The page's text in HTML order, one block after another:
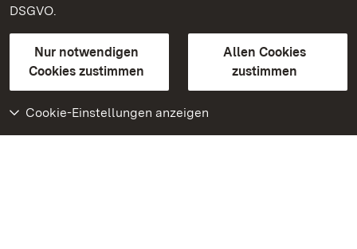
DSGVO.
Nur notwendigen
Cookies zustimmen
Allen Cookies
zustimmen
Cookie-Einstellungen anzeigen
Kontakt
GebärdenspracheLeichte Sprache
Erklärung zur Barrierefreiheit
BITV-konform (geprüfte Seiten)
Weiteres